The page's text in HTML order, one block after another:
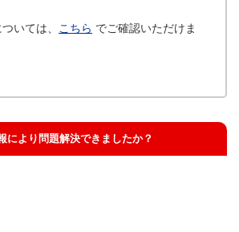
いては、 こちら でご確認いただけま
により問題解決できましたか？